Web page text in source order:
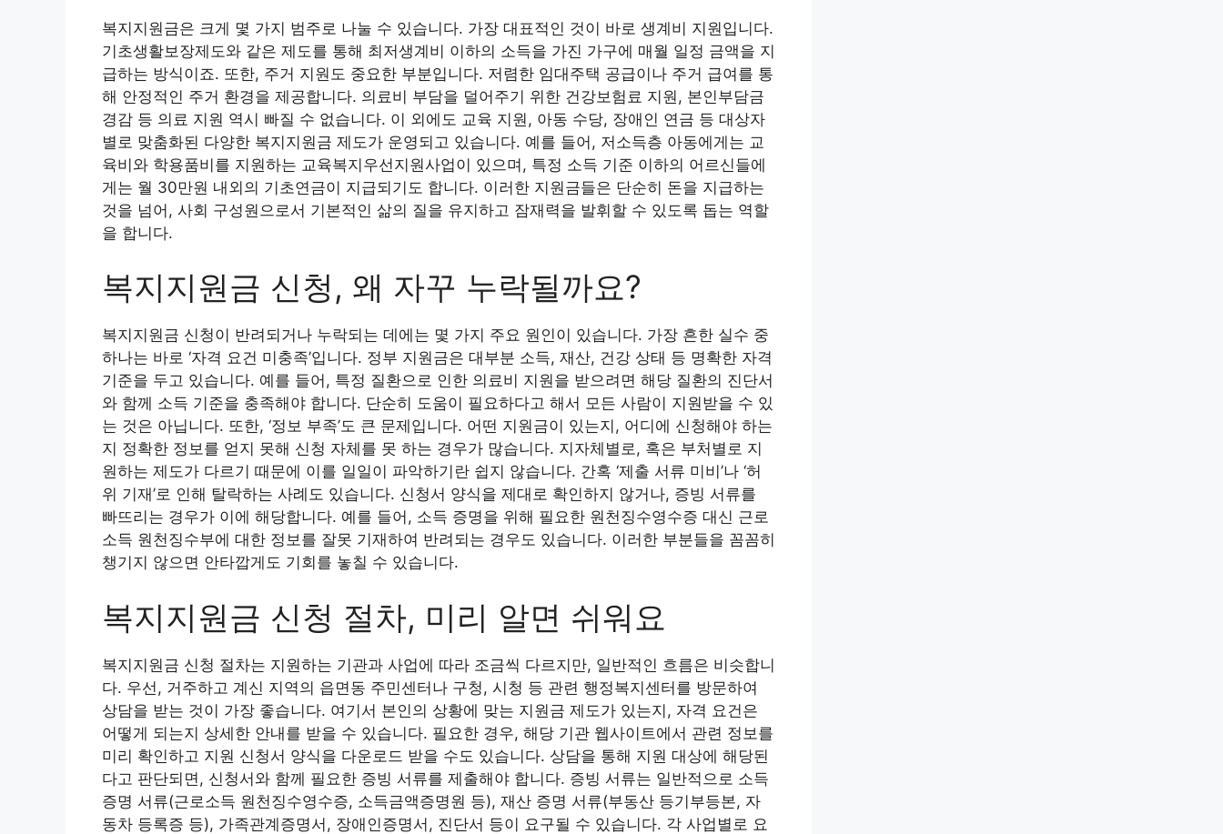
복지지원금은 크게 몇 가지 범주로 나눌 수 있습니다. 가장 대표적인 것이 바로 생계비 지원입니다.
기초생활보장제도와 같은 제도를 통해 최저생계비 이하의 소득을 가진 가구에 매월 일정 금액을 지
급하는 방식이죠. 또한, 주거 지원도 중요한 부분입니다. 저렴한 임대주택 공급이나 주거 급여를 통
해 안정적인 주거 환경을 제공합니다. 의료비 부담을 덜어주기 위한 건강보험료 지원, 본인부담금
경감 등 의료 지원 역시 빠질 수 없습니다. 이 외에도 교육 지원, 아동 수당, 장애인 연금 등 대상자
별로 맞춤화된 다양한 복지지원금 제도가 운영되고 있습니다. 예를 들어, 저소득층 아동에게는 교
육비와 학용품비를 지원하는 교육복지우선지원사업이 있으며, 특정 소득 기준 이하의 어르신들에
게는 월 30만원 내외의 기초연금이 지급되기도 합니다. 이러한 지원금들은 단순히 돈을 지급하는
것을 넘어, 사회 구성원으로서 기본적인 삶의 질을 유지하고 잠재력을 발휘할 수 있도록 돕는 역할
을 합니다.
복지지원금 신청, 왜 자꾸 누락될까요?
복지지원금 신청이 반려되거나 누락되는 데에는 몇 가지 주요 원인이 있습니다. 가장 흔한 실수 중
하나는 바로 ‘자격 요건 미충족’입니다. 정부 지원금은 대부분 소득, 재산, 건강 상태 등 명확한 자격
기준을 두고 있습니다. 예를 들어, 특정 질환으로 인한 의료비 지원을 받으려면 해당 질환의 진단서
와 함께 소득 기준을 충족해야 합니다. 단순히 도움이 필요하다고 해서 모든 사람이 지원받을 수 있
는 것은 아닙니다. 또한, ‘정보 부족’도 큰 문제입니다. 어떤 지원금이 있는지, 어디에 신청해야 하는
지 정확한 정보를 얻지 못해 신청 자체를 못 하는 경우가 많습니다. 지자체별로, 혹은 부처별로 지
원하는 제도가 다르기 때문에 이를 일일이 파악하기란 쉽지 않습니다. 간혹 ‘제출 서류 미비’나 ‘허
위 기재’로 인해 탈락하는 사례도 있습니다. 신청서 양식을 제대로 확인하지 않거나, 증빙 서류를
빠뜨리는 경우가 이에 해당합니다. 예를 들어, 소득 증명을 위해 필요한 원천징수영수증 대신 근로
소득 원천징수부에 대한 정보를 잘못 기재하여 반려되는 경우도 있습니다. 이러한 부분들을 꼼꼼히
챙기지 않으면 안타깝게도 기회를 놓칠 수 있습니다.
복지지원금 신청 절차, 미리 알면 쉬워요
복지지원금 신청 절차는 지원하는 기관과 사업에 따라 조금씩 다르지만, 일반적인 흐름은 비슷합니
다. 우선, 거주하고 계신 지역의 읍면동 주민센터나 구청, 시청 등 관련 행정복지센터를 방문하여
상담을 받는 것이 가장 좋습니다. 여기서 본인의 상황에 맞는 지원금 제도가 있는지, 자격 요건은
어떻게 되는지 상세한 안내를 받을 수 있습니다. 필요한 경우, 해당 기관 웹사이트에서 관련 정보를
미리 확인하고 지원 신청서 양식을 다운로드 받을 수도 있습니다. 상담을 통해 지원 대상에 해당된
다고 판단되면, 신청서와 함께 필요한 증빙 서류를 제출해야 합니다. 증빙 서류는 일반적으로 소득
증명 서류(근로소득 원천징수영수증, 소득금액증명원 등), 재산 증명 서류(부동산 등기부등본, 자
동차 등록증 등), 가족관계증명서, 장애인증명서, 진단서 등이 요구될 수 있습니다. 각 사업별로 요